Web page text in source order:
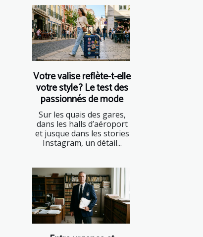
Votre valise reflète-t-elle
votre style ? Le test des
passionnés de mode
Sur les quais des gares,
dans les halls d’aéroport
et jusque dans les stories
Instagram, un détail...